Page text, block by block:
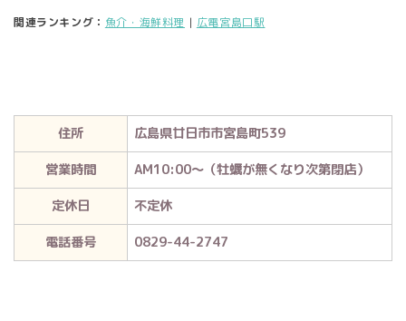
関連ランキング： 魚介・海鮮料理 | 広電宮島口駅
住所
広島県廿日市市宮島町539
営業時間
AM10:00～（牡蠣が無くなり次第閉店）
定休日
不定休
電話番号
0829-44-2747